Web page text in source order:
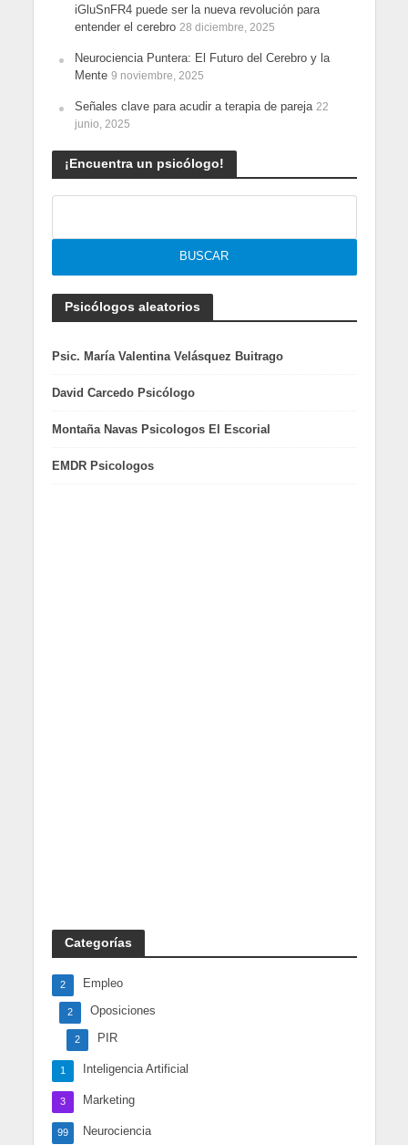
iGluSnFR4 puede ser la nueva revolución para
entender el cerebro 28 diciembre, 2025
Neurociencia Puntera: El Futuro del Cerebro y la
Mente 9 noviembre, 2025
Señales clave para acudir a terapia de pareja 22
junio, 2025
¡Encuentra un psicólogo!
Psicólogos aleatorios
Psic. María Valentina Velásquez Buitrago
David Carcedo Psicólogo
Montaña Navas Psicologos El Escorial
EMDR Psicologos
Categorías
Empleo
2
Oposiciones
2
PIR
2
Inteligencia Artificial
1
Marketing
3
Neurociencia
99